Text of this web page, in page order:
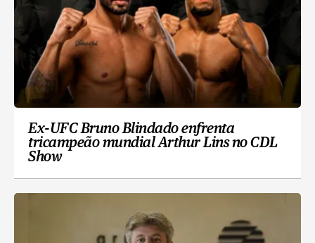
Ex-UFC Bruno Blindado enfrenta
tricampeão mundial Arthur Lins no CDL
Show